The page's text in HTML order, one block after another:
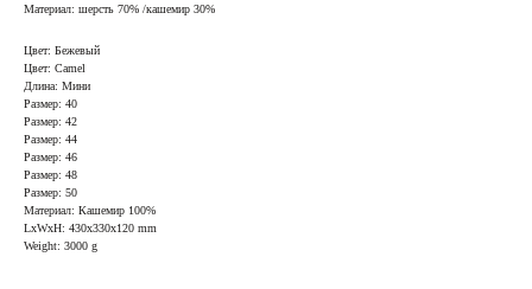
Материал: шерсть 70% /кашемир 30%
Цвет: Бежевый
Цвет: Camel
Длина: Мини
Размер: 40
Размер: 42
Размер: 44
Размер: 46
Размер: 48
Размер: 50
Материал: Кашемир 100%
LxWxH: 430x330x120 mm
Weight: 3000 g